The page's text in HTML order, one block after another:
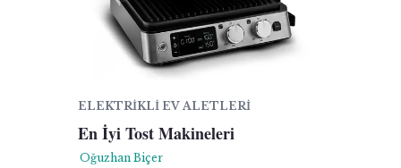
ELEKTRIKLI EV ALETLERI
En İyi Tost Makineleri
Oğuzhan Biçer